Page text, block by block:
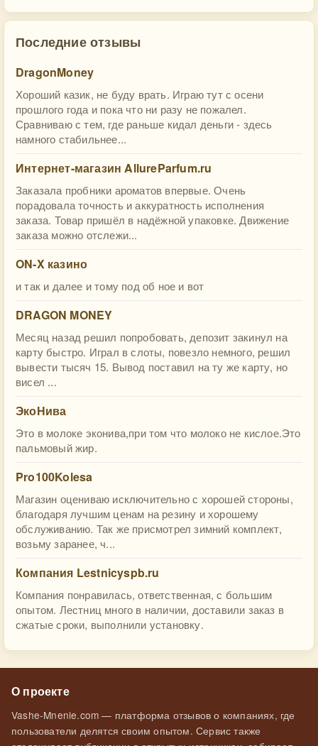
Последние отзывы
DragonMoney
Хороший казик, не буду врать. Играю тут с осени
прошлого года и пока что ни разу не пожалел.
Сравниваю с тем, где раньше кидал деньги - здесь
намного стабильнее...
Интернет-магазин AllureParfum.ru
Заказала пробники ароматов впервые. Очень
порадовала точность и аккуратность исполнения
заказа. Товар пришёл в надёжной упаковке. Движение
заказа можно отслежи...
ON-X казино
и так и далее и тому под об ное и вот
DRAGON MONEY
Месяц назад решил попробовать, депозит закинул на
карту быстро. Играл в слоты, повезло немного, решил
вывести тысяч 15. Вывод поставил на ту же карту, но
висел ...
ЭкоНива
Это в молоке эконива,при том что молоко не кислое.Это
пальмовый жир.
Pro100Kolesa
Магазин оцениваю исключительно с хорошей стороны,
благодаря лучшим ценам на резину и хорошему
обслуживанию. Так же присмотрел зимний комплект,
возьму заранее, ч...
Компания Lestnicyspb.ru
Компания понравилась, ответственная, с большим
опытом. Лестниц много в наличии, доставили заказ в
сжатые сроки, выполнили установку.
О проекте
Vashe-Mnenie.com — платформа отзывов о компаниях, где
пользователи делятся своим опытом. Сервис также